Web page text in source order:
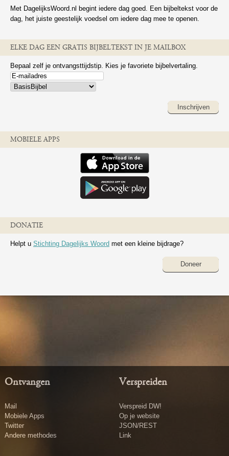
Met DagelijksWoord.nl begint iedere dag goed. Een bijbeltekst voor de
dag, het juiste geestelijk voedsel om iedere dag mee te openen.
ELKE DAG EEN GRATIS BIJBELTEKST IN JE MAILBOX
Bepaal zelf je ontvangsttijdstip. Kies je favoriete bijbelvertaling.
Inschrijven
MOBIELE APPS
DONATIE
Helpt u Stichting Dagelijks Woord met een kleine bijdrage?
Doneer
Ontvangen
Mail
Mobiele Apps
Twitter
Andere methodes
Verspreiden
Verspreid DW!
Op je website
JSON/REST
Link